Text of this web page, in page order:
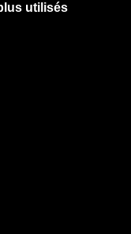
utilisés